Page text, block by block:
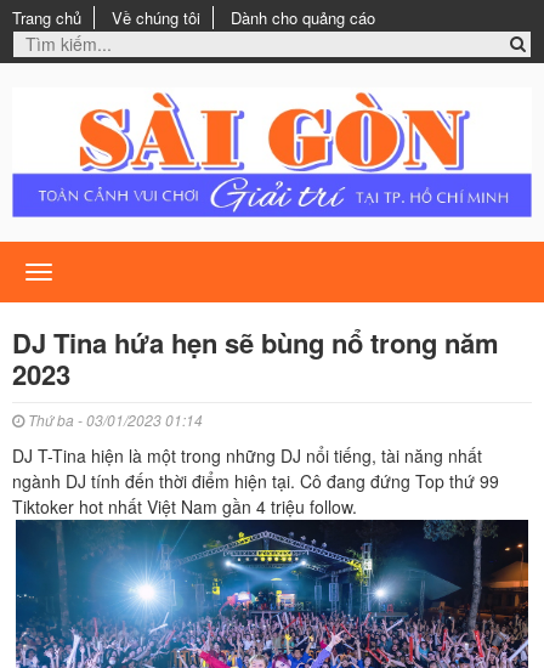
Trang chủ Về chúng tôi Dành cho quảng cáo
Toggle
navigation
DJ Tina hứa hẹn sẽ bùng nổ trong năm
2023
Thứ ba - 03/01/2023 01:14
DJ T-Tina hiện là một trong những DJ nổi tiếng, tài năng nhất
ngành DJ tính đến thời điểm hiện tại. Cô đang đứng Top thứ 99
Tiktoker hot nhất Việt Nam gần 4 triệu follow.